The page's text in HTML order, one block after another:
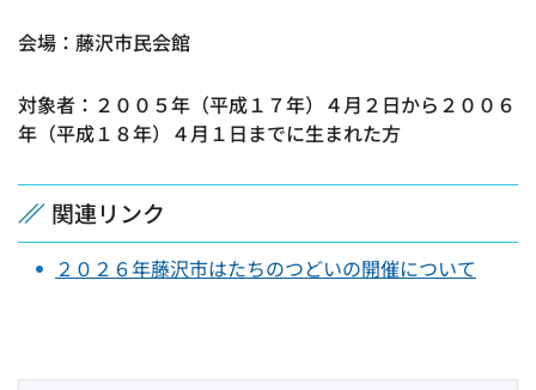
会場：藤沢市民会館
対象者：２００５年（平成１７年）４月２日から２００６
年（平成１８年）４月１日までに生まれた方
関連リンク
２０２６年藤沢市はたちのつどいの開催について